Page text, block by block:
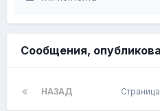
Сообщения,
НАЗАД Страница